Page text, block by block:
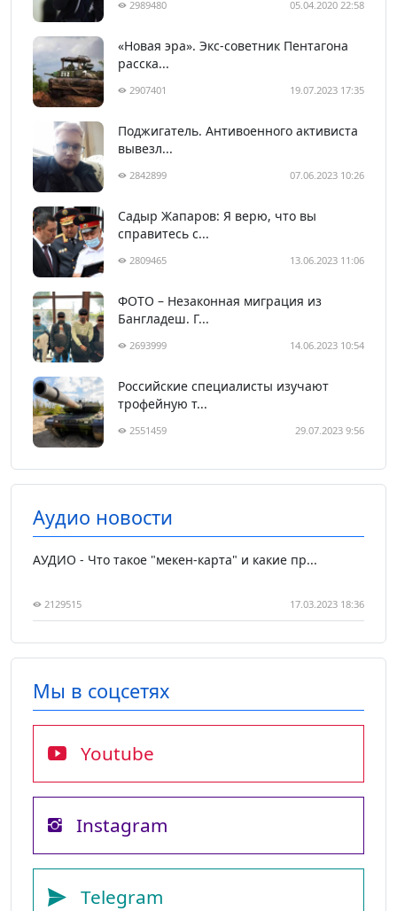
2989480 05.04.2020 22:58
«Новая эра». Экс-советник Пентагона
расска...
2907401 19.07.2023 17:35
Поджигатель. Антивоенного активиста
вывезл...
2842899 07.06.2023 10:26
Садыр Жапаров: Я верю, что вы
справитесь с...
2809465 13.06.2023 11:06
ФОТО – Незаконная миграция из
Бангладеш. Г...
2693999 14.06.2023 10:54
Российские специалисты изучают
трофейную т...
2551459 29.07.2023 9:56
Аудио новости
АУДИО - Что такое "мекен-карта" и какие пр...
2129515 17.03.2023 18:36
Мы в соцсетях
Youtube
Instagram
Telegram